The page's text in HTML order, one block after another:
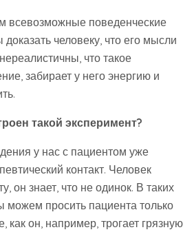
всевозможные поведенческие
человеку, что его мысли
что такое
забирает у него энергию и
такой эксперимент?
у нас с пациентом уже
контакт. Человек
он знает, что не одинок. В таких
можем просить пациента только
как он, например, трогает грязную